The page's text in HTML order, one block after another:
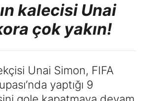
kalecisi Unai
çok yakın!
Unai Simon, FIFA
yaptığı 9